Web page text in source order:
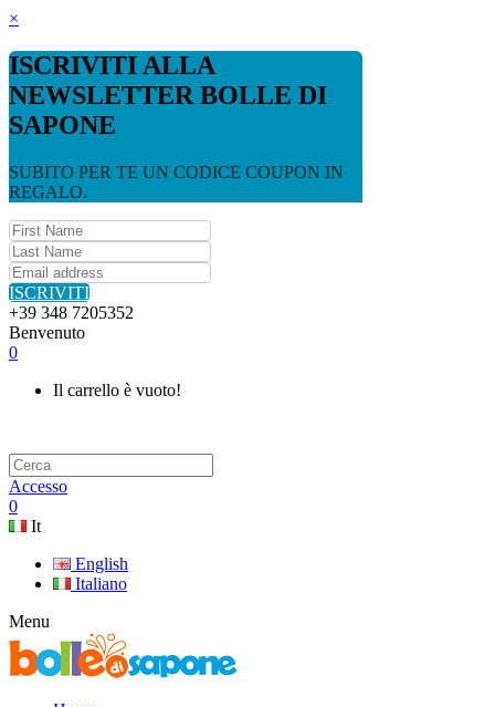
×
ISCRIVITI ALLA
NEWSLETTER BOLLE DI
SAPONE
SUBITO PER TE UN CODICE COUPON IN
REGALO.
ISCRIVITI
+39 348 7205352
Benvenuto
0
Il carrello è vuoto!
Accesso
0
It
English
Italiano
Menu